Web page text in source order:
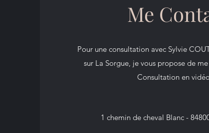
Me
Pour une consultation avec Sylvie
sur La Sorgue, je vous propose de
Consultation en
1 chemin de cheval Blanc -